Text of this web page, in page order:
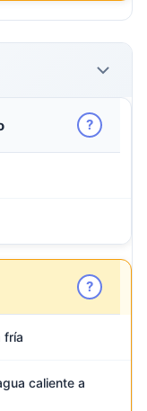
?
?
fría
caliente a